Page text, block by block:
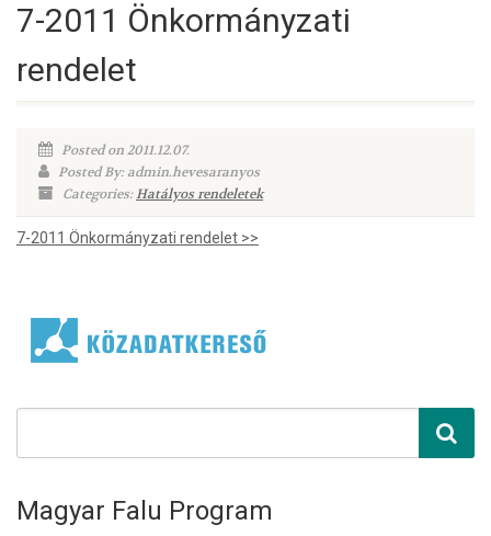
7-2011 Önkormányzati
rendelet
Posted on 2011.12.07.
Posted By: admin.hevesaranyos
Categories:Hatályos rendeletek
7-2011 Önkormányzati rendelet >>
Magyar Falu Program